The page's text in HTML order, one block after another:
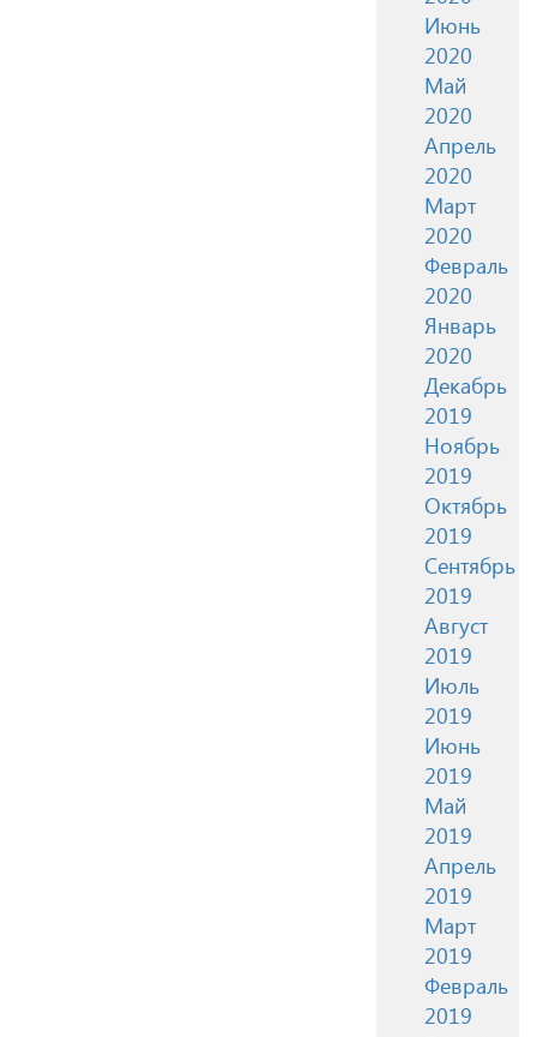
Июнь
2020
Май
2020
Апрель
2020
Март
2020
Февраль
2020
Январь
2020
Декабрь
2019
Ноябрь
2019
Октябрь
2019
Сентябрь
2019
Август
2019
Июль
2019
Июнь
2019
Май
2019
Апрель
2019
Март
2019
Февраль
2019